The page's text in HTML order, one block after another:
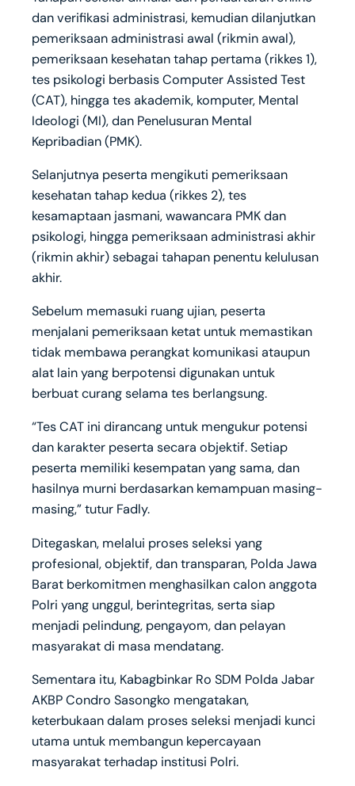
dan verifikasi administrasi, kemudian dilanjutkan
pemeriksaan administrasi awal (rikmin awal),
pemeriksaan kesehatan tahap pertama (rikkes 1),
tes psikologi berbasis Computer Assisted Test
(CAT), hingga tes akademik, komputer, Mental
Ideologi (MI), dan Penelusuran Mental
Kepribadian (PMK).
Selanjutnya peserta mengikuti pemeriksaan
kesehatan tahap kedua (rikkes 2), tes
kesamaptaan jasmani, wawancara PMK dan
psikologi, hingga pemeriksaan administrasi akhir
(rikmin akhir) sebagai tahapan penentu kelulusan
akhir.
Sebelum memasuki ruang ujian, peserta
menjalani pemeriksaan ketat untuk memastikan
tidak membawa perangkat komunikasi ataupun
alat lain yang berpotensi digunakan untuk
berbuat curang selama tes berlangsung.
“Tes CAT ini dirancang untuk mengukur potensi
dan karakter peserta secara objektif. Setiap
peserta memiliki kesempatan yang sama, dan
hasilnya murni berdasarkan kemampuan masing-
masing,” tutur Fadly.
Ditegaskan, melalui proses seleksi yang
profesional, objektif, dan transparan, Polda Jawa
Barat berkomitmen menghasilkan calon anggota
Polri yang unggul, berintegritas, serta siap
menjadi pelindung, pengayom, dan pelayan
masyarakat di masa mendatang.
Sementara itu, Kabagbinkar Ro SDM Polda Jabar
AKBP Condro Sasongko mengatakan,
keterbukaan dalam proses seleksi menjadi kunci
utama untuk membangun kepercayaan
masyarakat terhadap institusi Polri.